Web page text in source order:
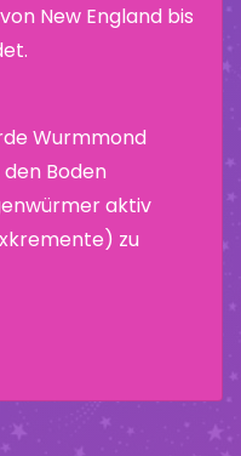
New England bis
Wurmmond
Boden
aktiv
zu